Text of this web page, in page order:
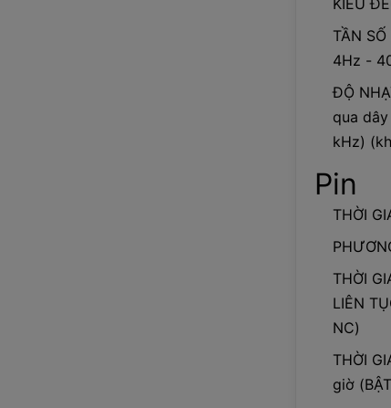
KIỂU
TẦN
4Hz -
ĐỘ
qua
kHz)
Pin
THỜI
THỜI
LIÊN
NC)
THỜI
giờ